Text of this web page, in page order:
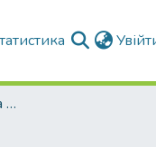
Факультет Економіки та бізнесу